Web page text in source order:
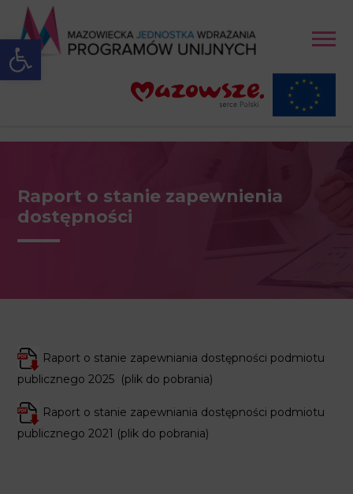
Open toolbar
Raport o stanie zapewnienia
dostępności
Raport o stanie zapewniania dostępności podmiotu
publicznego 2025 (plik do pobrania)
Raport o stanie zapewniania dostępności podmiotu
publicznego 2021 (plik do pobrania)